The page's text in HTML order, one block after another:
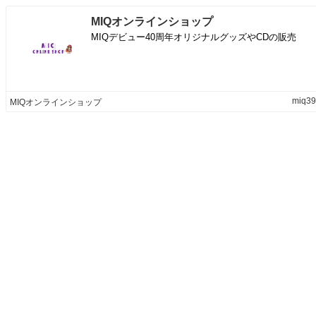
MIQオンラインショップ
MIQデビュー40周年オリジナルグッズやCDの販売
MIQオンラインショップ